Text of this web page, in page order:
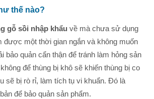
thế nào?
gỗ sồi nhập khẩu về mà chưa sử dụng
được một thời gian ngắn và không muốn
bảo quản cẩn thận để tránh làm hỏng sản
để thùng bị khô sẽ khiến thùng bị co
sẽ bị rò rỉ, làm tích tụ vi khuẩn. Đó là
để bảo quản sản phẩm.